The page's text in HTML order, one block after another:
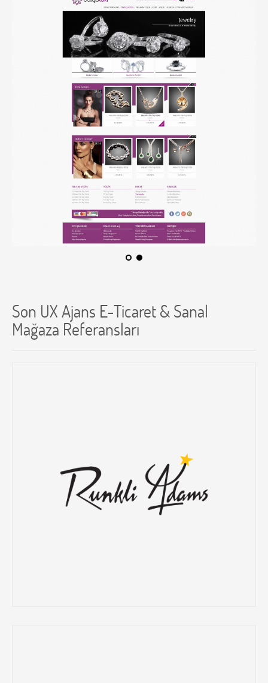
Son UX Ajans E-Ticaret & Sanal
Mağaza Referansları